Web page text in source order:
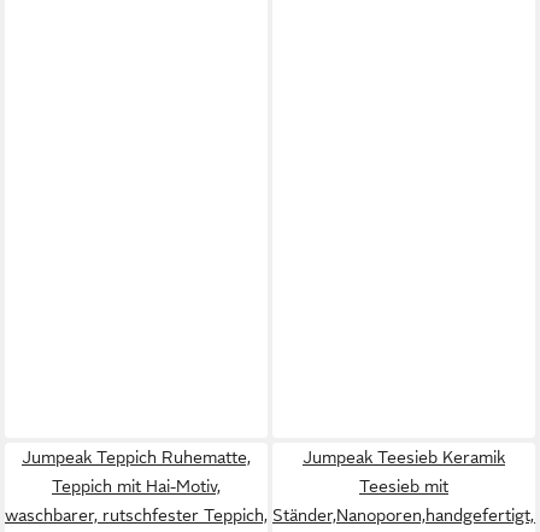
Jumpeak Teppich Ruhematte,
Teppich mit Hai-Motiv,
waschbarer, rutschfester Teppich,
Jumpeak Teesieb Keramik
Teesieb mit